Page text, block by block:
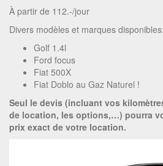
À partir de 112.-/jour
Divers modèles et marques disponibles:
Golf 1.4l
Ford focus
Fiat 500X
Fiat Doblo au Gaz Naturel !
Seul le devis (incluant vos
de location, les options,…) pourra
prix exact de votre location.